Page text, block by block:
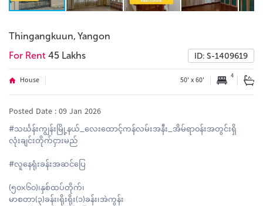
Thingangkuun, Yangon
For Rent 45 Lakhs ID: S-1409619
House 50' x 60' 4
Posted Date : 09 Jan 2026
#သင်္ဃန်းကျွန်းမြို့နယ်_လေးထောင့်ကန်လမ်းအနီး_အိမ်ရာ၀န်းအတွင်းရှိ
လုံးချင်းတိုက်ငှားမည်
#လူနေရုံးခန်းအဆင်ပြေ
(၅၀×၆၀)၊နှစ်ထပ်တိုက်၊
မာစတာ(၃)ခန်း၊ရိုးရိုး(၁)ခန်း၊အဲကွန်း